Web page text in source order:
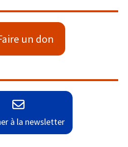
un don
à la newsletter